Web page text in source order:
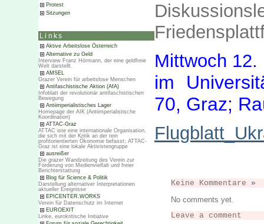
Protest
Sitzungen
Links
Aktive Arbeitslose Österreich
Alternative zu Geld
Interview Franz Hörmann, der eine geldfreie
Welt darstellt.
AMSEL
Grazer Verein für arbeitslose Menschen
Antifaschistische Aktion (AfA)
Infoblatt der revolutionär antifaschistischen
Bewegung
Antiimperialistisches Lager
Homepage der AIK (Antiimperialistische
Koordination)
ATTAC-Graz
ATTAC iste eine internationale Organisation,
die sich mit der Kritik an der rein
profitorientierten Ökonomie befasst; ATTAC-
Graz ist eine lokale Aktivistengruppe
ausreißer
Die grazer Wandzeitung des Verein zur
Förderung von Medienvielfalt und freier
Berichterstattung
Blog für Science & Politik
Darstellung alternativer Interpretationen
aktueller Ereignisse
EPICENTER.WORKS
Verein für Datenschutz im Internet
EUROEXIT
Linke, eurokritische Initiative
Mittwoch
im
70, Graz;
Keine Kommentare »
No comments yet.
Leave a comment